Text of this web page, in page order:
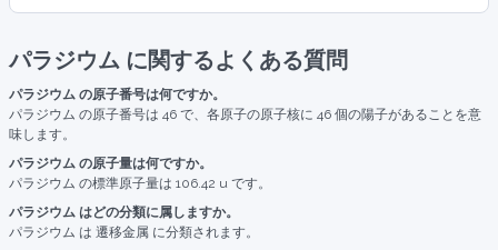
パラジウム に関するよくある質問
パラジウム の原子番号は何ですか。
パラジウム の原子番号は 46 で、各原子の原子核に 46 個の陽子があることを意
味します。
パラジウム の原子量は何ですか。
パラジウム の標準原子量は 106.42 u です。
パラジウム はどの分類に属しますか。
パラジウム は 遷移金属 に分類されます。